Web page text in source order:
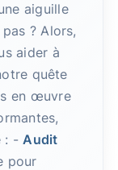
aiguille
? Alors,
aider à
quête
en œuvre
: -Audit
pour